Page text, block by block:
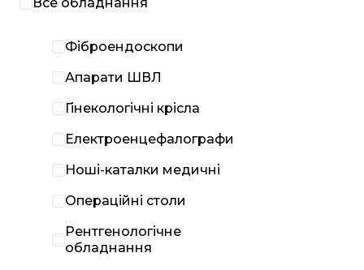
Фіброендоскопи
Апарати ШВЛ
Гінекологічні крісла
Електроенцефалографи
Ноші-каталки медичні
Операційні столи
Рентгенологічне
обладнання